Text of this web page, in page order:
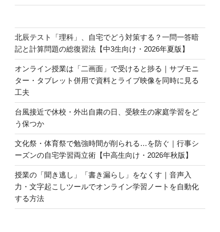
北辰テスト「理科」、自宅でどう対策する？一問一答暗
記と計算問題の総復習法【中3生向け・2026年夏版】
オンライン授業は「二画面」で受けると捗る｜サブモニ
ター・タブレット併用で資料とライブ映像を同時に見る
工夫
台風接近で休校・外出自粛の日、受験生の家庭学習をど
う保つか
文化祭・体育祭で勉強時間が削られる…を防ぐ｜行事シ
ーズンの自宅学習両立術【中高生向け・2026年秋版】
授業の「聞き逃し」「書き漏らし」をなくす｜音声入
力・文字起こしツールでオンライン学習ノートを自動化
する方法